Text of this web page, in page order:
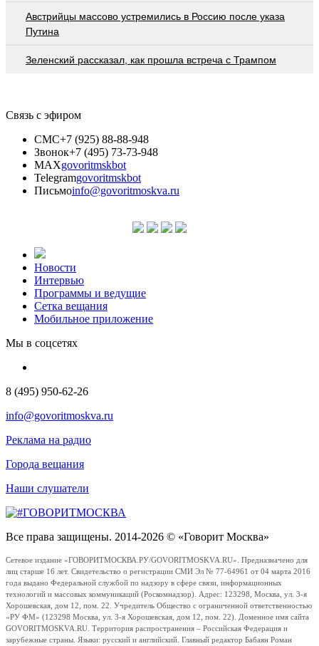
Австрийцы массово устремились в Россию после указа
Путина
Зеленский рассказал, как прошла встреча с Трампом
Связь с эфиром
СМС+7 (925) 88-88-948
Звонок+7 (495) 73-73-948
MAXgovoritmskbot
Telegramgovoritmskbot
Письмоinfo@govoritmoskva.ru
Новости
Интервью
Программы и ведущие
Сетка вещания
Мобильное приложение
Мы в соцсетях
8 (495) 950-62-26
info@govoritmoskva.ru
Реклама на радио
Города вещания
Наши слушатели
Все права защищены. 2014-2026 © «Говорит Москва»
Сетевое издание «ГОВОРИТМОСКВА.РУ/GOVORITMOSKVA.RU». Предназначено для
лиц старше 16 лет. Свидетельство о регистрации СМИ Эл № 77-64961 от 04 марта 2016
года выдано Федеральной службой по надзору в сфере связи, информационных
технологий и массовых коммуникаций (Роскомнадзор). Адрес: 123298, Москва, ул. 3-я
Хорошевская, дом 12, пом. 22. Учредитель Общество с ограниченной ответственностью
«РУ ФМ» (123298 Москва, ул. 3-я Хорошевская, дом 12, пом. 22). Доменное имя сайта
GOVORITMOSKVA.RU. Территория распространения – Российская Федерация и
зарубежные страны. Языки: русский и английский. Главный редактор Бабаян Роман